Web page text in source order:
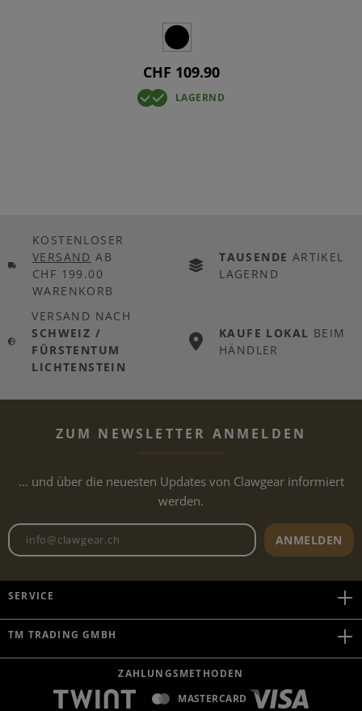
CHF 109.90
LAGERND
KOSTENLOSER
VERSAND AB
CHF 199.00
WARENKORB
TAUSENDE ARTIKEL
LAGERND
VERSAND NACH
SCHWEIZ /
FÜRSTENTUM
LICHTENSTEIN
KAUFE LOKAL BEIM
HÄNDLER
ZUM NEWSLETTER ANMELDEN
... und über die neuesten Updates von Clawgear informiert
werden.
Newsletter E-Mail-Adresse
ANMELDEN
SERVICE
TM TRADING GMBH
ZAHLUNGSMETHODEN
MASTERCARD